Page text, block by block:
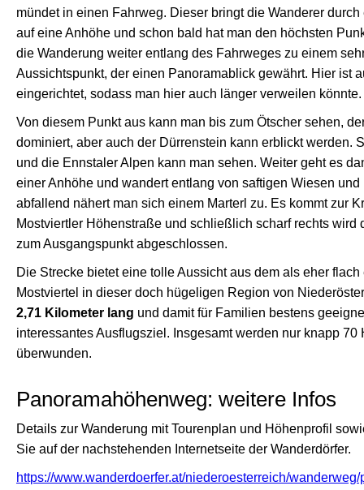
mündet in einen Fahrweg. Dieser bringt die Wanderer
auf eine Anhöhe und schon bald hat man den höchsten
die Wanderung weiter entlang des Fahrweges zu einem
Aussichtspunkt, der einen Panoramablick gewährt. Hier ist
eingerichtet, sodass man hier auch länger verweilen könnte.
Von diesem Punkt aus kann man bis zum Ötscher sehen,
dominiert, aber auch der Dürrenstein kann erblickt werden.
und die Ennstaler Alpen kann man sehen. Weiter geht es
einer Anhöhe und wandert entlang von saftigen Wiesen
abfallend nähert man sich einem Marterl zu. Es kommt zur
Mostviertler Höhenstraße und schließlich scharf rechts wird
zum Ausgangspunkt abgeschlossen.
Die Strecke bietet eine tolle Aussicht aus dem als eher flach
Mostviertel in dieser doch hügeligen Region von
2,71 Kilometer lang und damit für Familien bestens
interessantes Ausflugsziel. Insgesamt werden nur knapp 70
überwunden.
Panoramahöhenweg: weitere Infos
Details zur Wanderung mit Tourenplan und Höhenprofil
Sie auf der nachstehenden Internetseite der Wanderdörfer.
https://www.wanderdoerfer.at/niederoesterreich/